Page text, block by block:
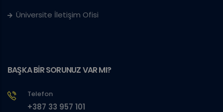
Üniversite İletişim Ofisi
BAŞKA BİR SORUNUZ VAR MI?
Telefon
+387 33 957 101